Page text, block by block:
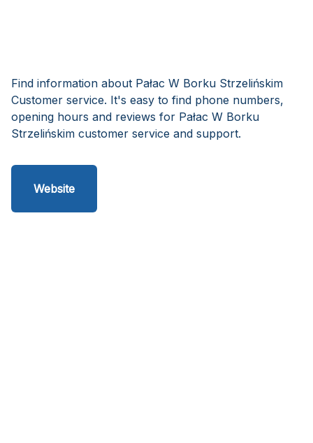
Find information about Pałac W Borku Strzelińskim
Customer service. It's easy to find phone numbers,
opening hours and reviews for Pałac W Borku
Strzelińskim customer service and support.
Website